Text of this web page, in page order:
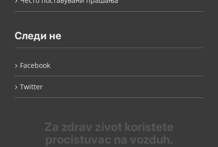
Следи не
Facebook
Twitter
Za zdrav zivot koristete
procistuvac na vozduh.